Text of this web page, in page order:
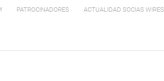
PATROCINADORES ACTUALIDAD SOCIAS WIRES